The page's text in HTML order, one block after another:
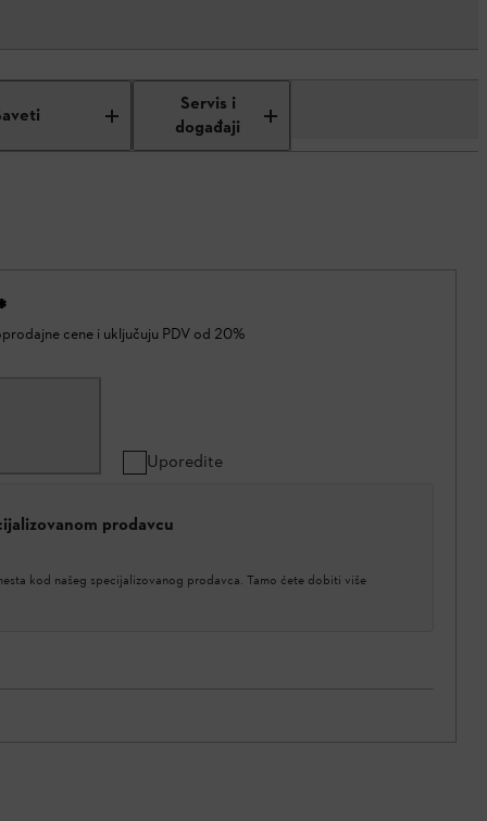
Servis i
događaji
cene i uključuju PDV od 20%
Uporedite
prodavcu
kod našeg specijalizovanog prodavca. Tamo ćete dobiti više